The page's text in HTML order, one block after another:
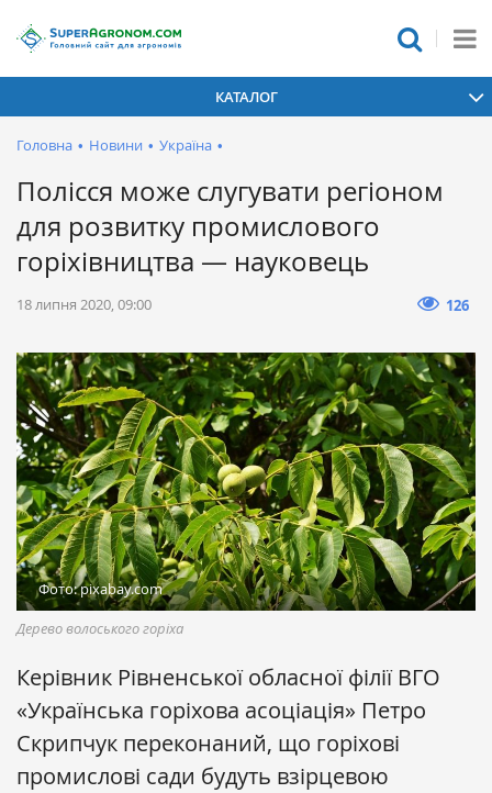
КАТАЛОГ
Головна • Новини • Україна •
Полісся може слугувати регіоном
для розвитку промислового
горіхівництва — науковець
18 липня 2020, 09:00 126
Фото: pixabay.com
Дерево волоського горіха
Керівник Рівненської обласної філії ВГО
«Українська горіхова асоціація» Петро
Скрипчук переконаний, що горіхові
промислові сади будуть взірцевою